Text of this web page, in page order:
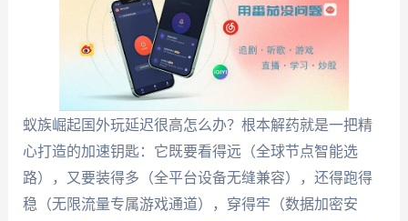
蚁族崛起国外玩延迟很高怎么办？根本解药就是一把精
心打造的加速钥匙：它既要看得远（全球节点智能选
路），又要装得多（全平台设备无缝兼容），还得跑得
稳（无限流量专属游戏通道），穿得牢（数据加密安